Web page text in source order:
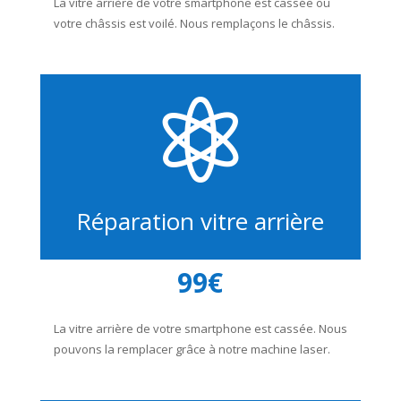
votre châssis est voilé. Nous remplaçons le châssis.

Réparation vitre arrière
99€
La vitre arrière de votre smartphone est cassée. Nous
pouvons la remplacer grâce à notre machine laser.